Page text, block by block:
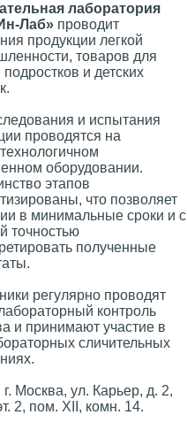
лаборатория
Лаб» проводит
продукции легкой
товаров для
подростков и детских
и испытания
проводятся на
оборудовании.
этапов
что позволяет
в минимальные сроки и с
точностью
полученные
регулярно проводят
контроль
и принимают участие в
сличительных
г. Москва, ул. Карьер, д. 2,
2, пом. XII, комн. 14.